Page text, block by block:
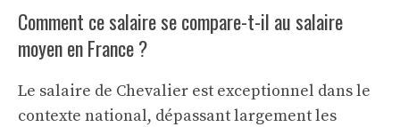
Comment ce salaire se compare-t-il au salaire
moyen en France ?
Le salaire de Chevalier est exceptionnel dans le
contexte national, dépassant largement les